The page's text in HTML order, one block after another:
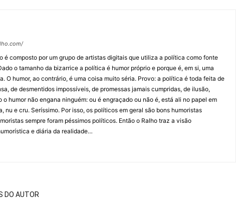
é composto por um grupo de artistas digitais que utiliza a política como fonte
o tamanho da bizarrice a política é humor próprio e porque é, em si, uma
O humor, ao contrário, é uma coisa muito séria. Provo: a política é toda feita de
de desmentidos impossíveis, de promessas jamais cumpridas, de ilusão,
o humor não engana ninguém: ou é engraçado ou não é, está ali no papel em
nu e cru. Seríssimo. Por isso, os políticos em geral são bons humoristas
sempre foram péssimos políticos. Então o Ralho traz a visão
e diária da realidade…
DO AUTOR